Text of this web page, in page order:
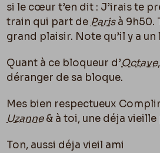
si le cœur t’en dit : J’irais te
train qui part de Parisà 9h50.
grand plaisir. Note qu’il y a
Quant à ce bloqueur d’Octave
déranger de sa bloque.
Mes bien respectueux
Uzanne& à toi, une déja
Ton, aussi déja vieil ami